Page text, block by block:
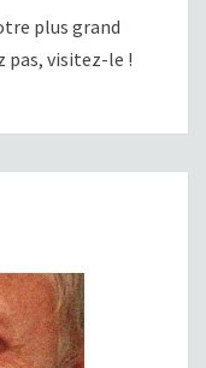
plus grand
pas, visitez-le !